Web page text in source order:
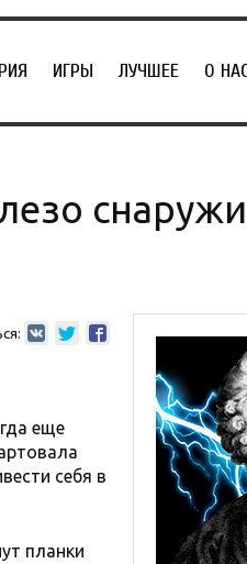
ИГРЫ ЛУЧШЕЕ О
еще
себя в
планки